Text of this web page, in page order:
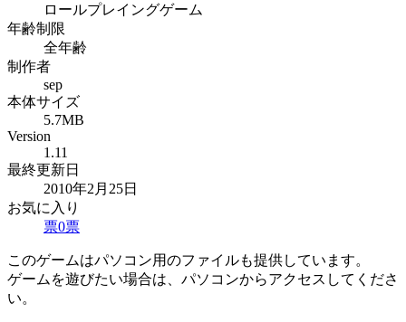
ロールプレイングゲーム
年齢制限
全年齢
制作者
sep
本体サイズ
5.7MB
Version
1.11
最終更新日
2010年2月25日
お気に入り
票0票
このゲームはパソコン用のファイルも提供しています。
ゲームを遊びたい場合は、パソコンからアクセスしてくださ
い。